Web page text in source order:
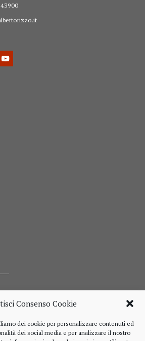
Consenso Cookie
dei cookie per personalizzare contenuti ed
dei social media e per analizzare il nostro